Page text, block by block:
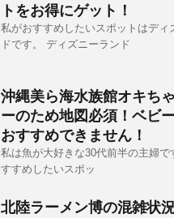
トをお得にゲット！
私がおすすめしたいスポットはディ
ドです。 ディズニーランド
沖縄美ら海水族館オキち
ーのため地図必須！ベビ
おすすめできません！
私は魚が大好きな30代前半の主婦で
すすめしたいスポッ
北陸ラーメン博の混雑状